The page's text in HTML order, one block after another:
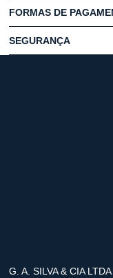
FORMAS DE
SEGURANÇA
G. A. SILVA & CIA